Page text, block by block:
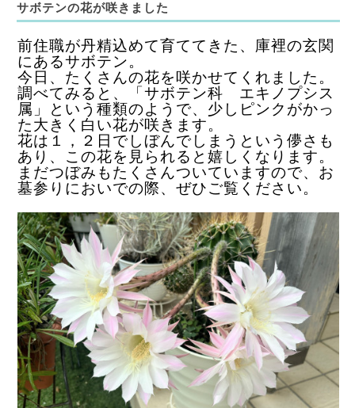
サボテンの花が咲きました
前住職が丹精込めて育ててきた、庫裡の玄関
にあるサボテン。
今日、たくさんの花を咲かせてくれました。
調べてみると、「サボテン科 エキノプシス
属」という種類のようで、 少しピンクがかっ
た大きく白い花が咲きます。
花は１，２日でしぼんでしまうという儚さも
あり、この花を見られると嬉しくなります。
まだつぼみもたくさんついていますので、お
墓参りにおいでの際、ぜひご覧ください。